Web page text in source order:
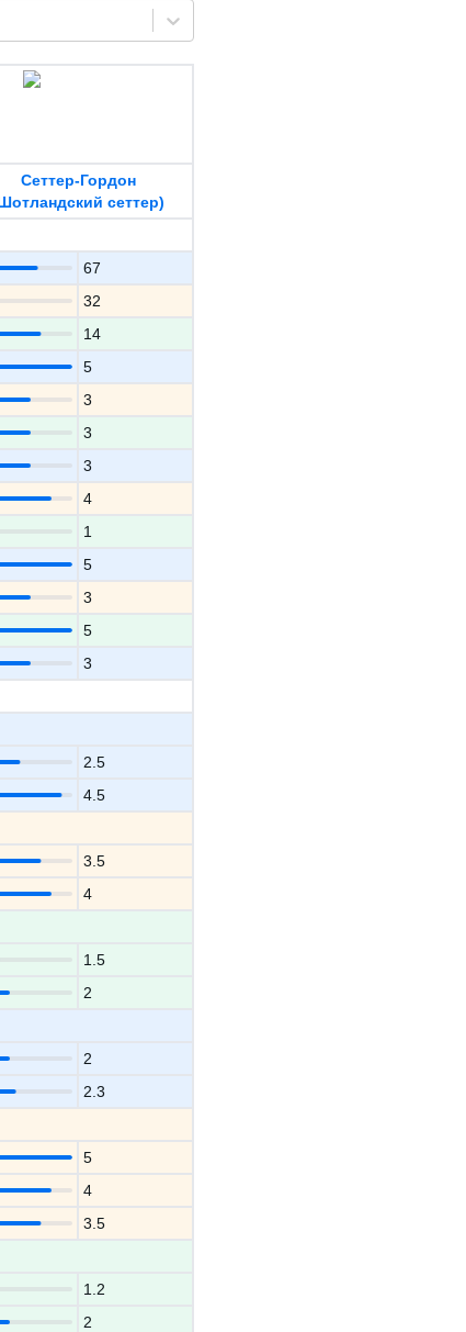
Сеттер-Гордон
сеттер)
67
32
14
5
3
3
3
4
1
5
3
5
3
2.5
4.5
3.5
4
1.5
2
2
2.3
5
4
3.5
1.2
2